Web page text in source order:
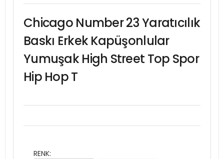
Chicago Number 23 Yaratıcılık
Baskı Erkek Kapüşonlular
Yumuşak High Street Top Spor
Hip Hop T
RENK: